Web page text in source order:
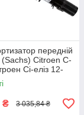
передній
(Sachs) Citroen C-
Сі-еліз 12-
₴ 3 035,84 ₴